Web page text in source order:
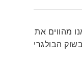
מהווים את
הבולגרי